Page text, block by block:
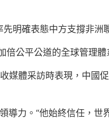
明確表態中方支撐非洲
公平公道的全球管理
媒體采訪時表現，中國
力。“他始終信任，世